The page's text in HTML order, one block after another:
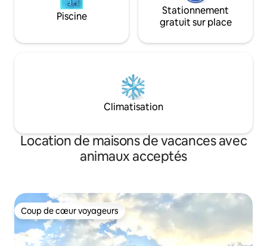
Piscine
Stationnement
gratuit sur place
Climatisation
Location de maisons de vacances avec
animaux acceptés
Coup de cœur voyageurs
Coup de cœur voyageurs